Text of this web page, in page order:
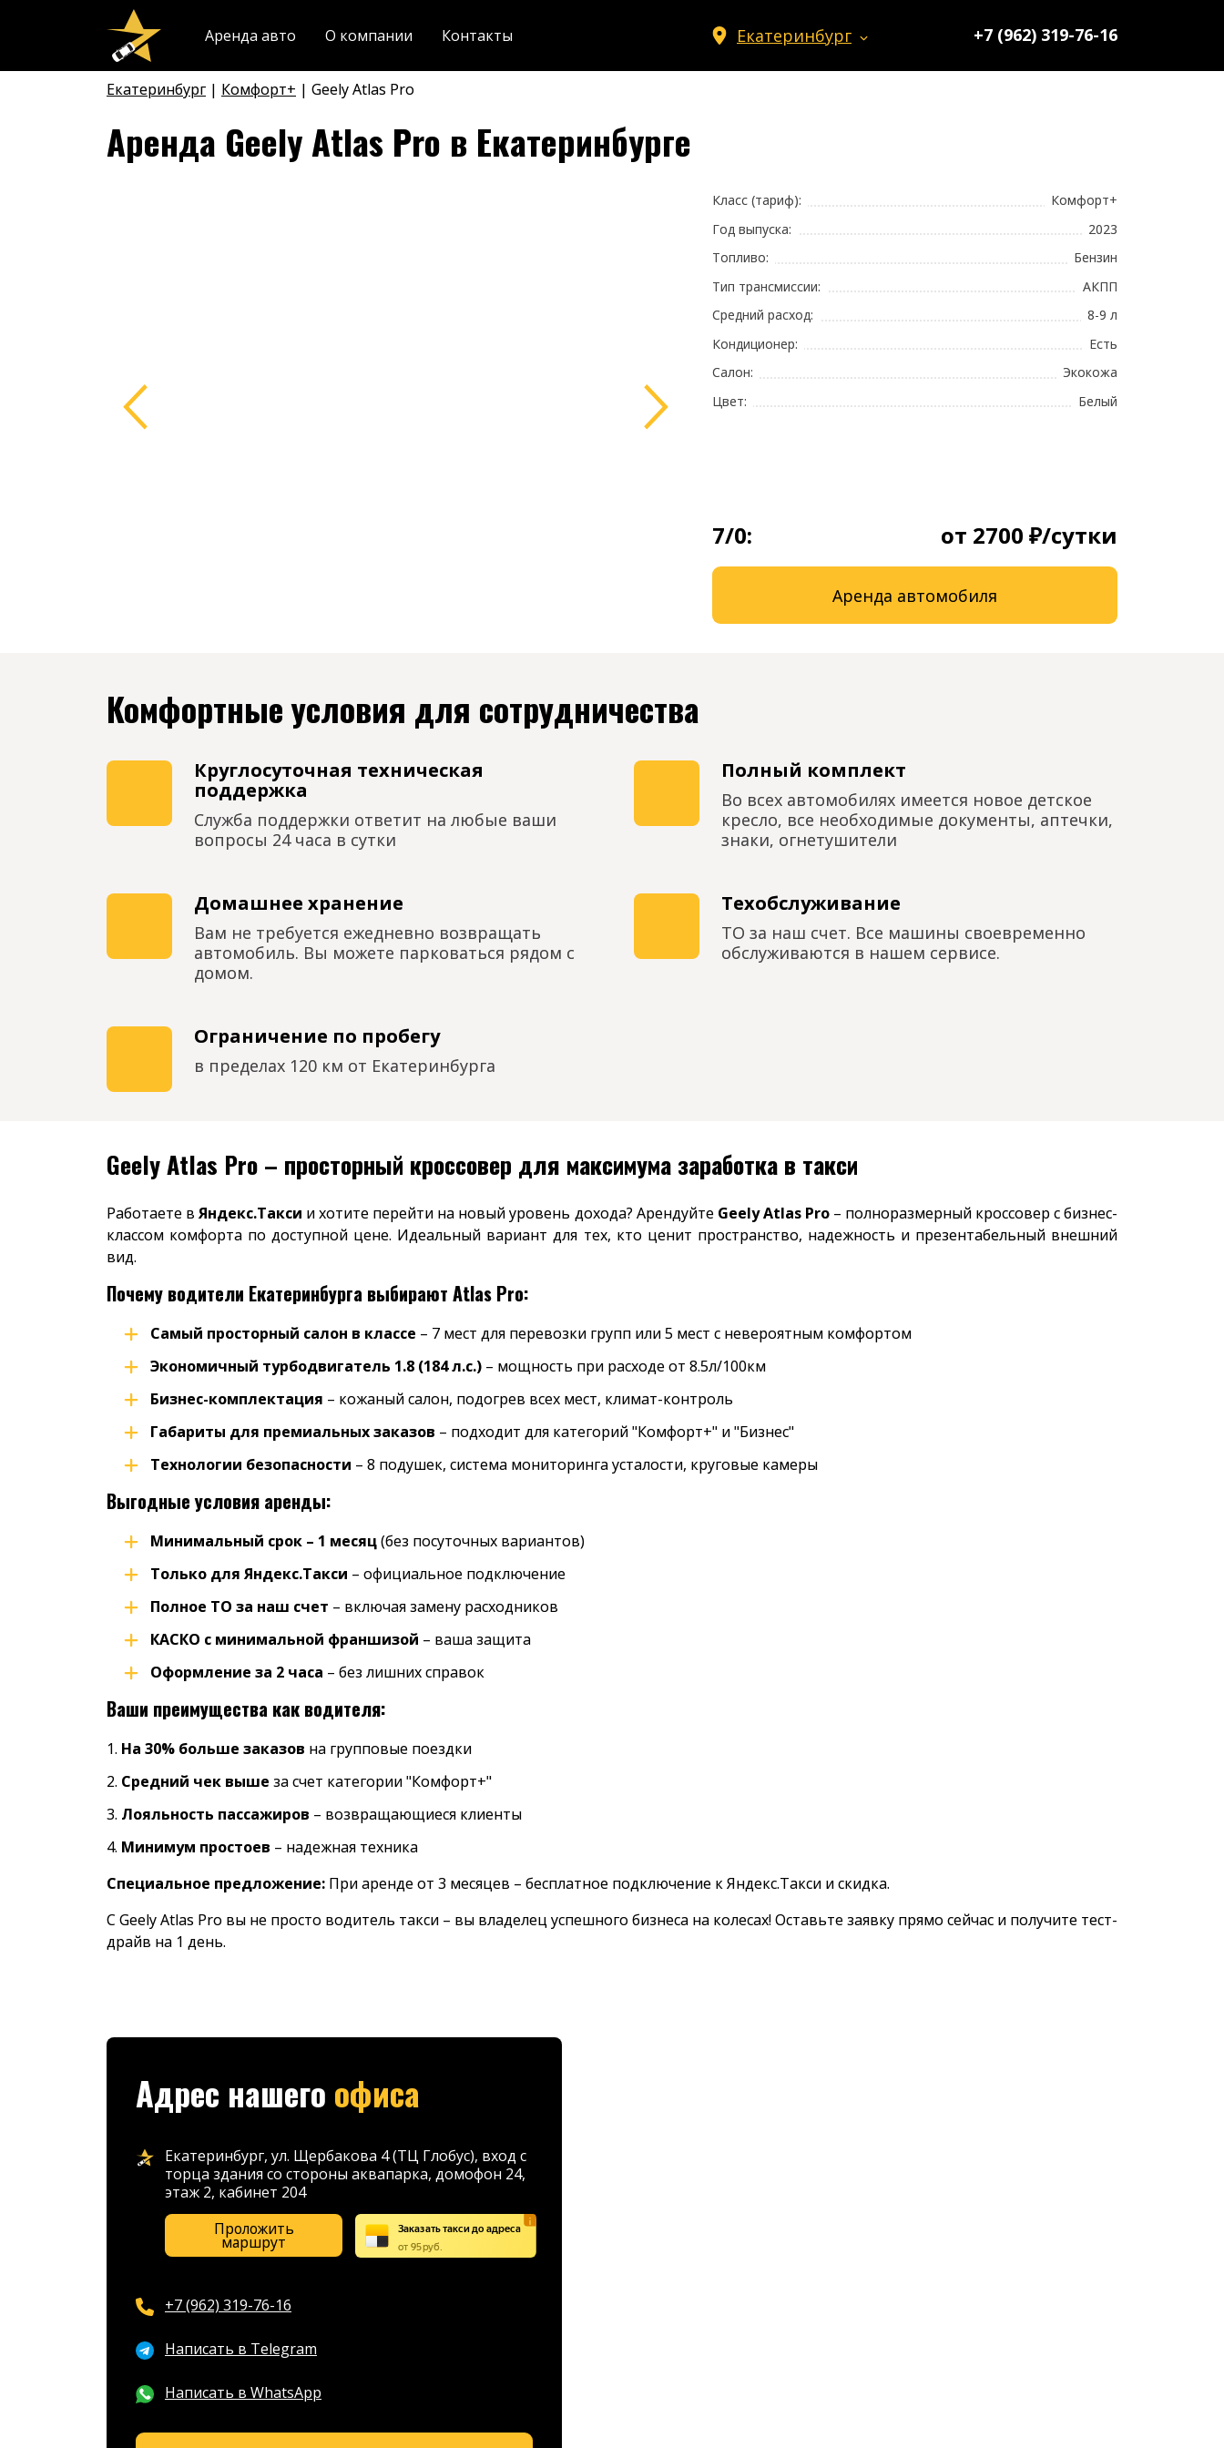
Аренда авто О компании Контакты Екатеринбург +7 (962) 319-76-16
Екатеринбург Комфорт+ Geely Atlas Pro
Аренда Geely Atlas Pro в Екатеринбурге
Класс (тариф):
Комфорт+
Год выпуска:
2023
Топливо:
Бензин
Тип трансмиссии:
АКПП
Средний расход:
8-9 л
Кондиционер:
Есть
Салон:
Экокожа
Цвет:
Белый
7/0: от 2700 ₽/сутки
Аренда автомобиля
Комфортные условия для сотрудничества
Круглосуточная техническая
поддержка
Служба поддержки ответит на любые ваши
вопросы 24 часа в сутки
Полный комплект
Во всех автомобилях имеется новое детское
кресло, все необходимые документы, аптечки,
знаки, огнетушители
Домашнее хранение
Вам не требуется ежедневно возвращать
автомобиль. Вы можете парковаться рядом с
домом.
Техобслуживание
ТО за наш счет. Все машины своевременно
обслуживаются в нашем сервисе.
Ограничение по пробегу
в пределах 120 км от Екатеринбурга
Geely Atlas Pro – просторный кроссовер для максимума заработка в такси
Работаете вЯндекс.Такси и хотите перейти на новый уровень дохода? Арендуйте Geely Atlas Pro– полноразмерный кроссовер с бизнес-
классом комфорта по доступной цене. Идеальный вариант для тех, кто ценит пространство, надежность и презентабельный внешний
вид.
Почему водители Екатеринбурга выбирают Atlas Pro:
Самый просторный салон в классе – 7 мест для перевозки групп или 5 мест с невероятным комфортом
Экономичный турбодвигатель 1.8 (184 л.с.) – мощность при расходе от 8.5л/100км
Бизнес-комплектация – кожаный салон, подогрев всех мест, климат-контроль
Габариты для премиальных заказов – подходит для категорий "Комфорт+" и "Бизнес"
Технологии безопасности – 8 подушек, система мониторинга усталости, круговые камеры
Выгодные условия аренды:
Минимальный срок – 1 месяц(без посуточных вариантов)
Только для Яндекс.Такси – официальное подключение
Полное ТО за наш счет – включая замену расходников
КАСКО с минимальной франшизой – ваша защита
Оформление за 2 часа – без лишних справок
Ваши преимущества как водителя:
На 30% больше заказов на групповые поездки
Средний чек выше за счет категории "Комфорт+"
Лояльность пассажиров – возвращающиеся клиенты
Минимум простоев – надежная техника
Специальное предложение: При аренде от 3 месяцев – бесплатное подключение к Яндекс.Такси и скидка.
С Geely Atlas Pro вы не просто водитель такси – вы владелец успешного бизнеса на колесах! Оставьте заявку прямо сейчас и получите тест-
драйв на 1 день.
Адрес нашего офиса
Екатеринбург, ул. Щербакова 4 (ТЦ Глобус), вход с
торца здания со стороны аквапарка, домофон 24,
этаж 2, кабинет 204
Проложить
маршрут
Заказать такси до адреса
от 95 руб.
+7 (962) 319-76-16
Написать в Telegram
Написать в WhatsApp